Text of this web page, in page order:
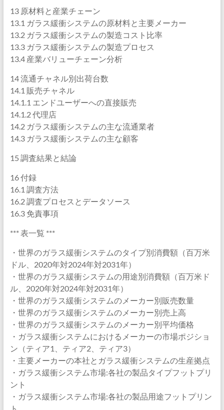
13 原材料と産業チェーン
13.1 ガラス緩衝システムの原材料と主要メーカー
13.2 ガラス緩衝システムの製造コスト比率
13.3 ガラス緩衝システムの製造プロセス
13.4 産業バリューチェーン分析
14 流通チャネル別出荷台数
14.1 販売チャネル
14.1.1 エンドユーザーへの直接販売
14.1.2 代理店
14.2 ガラス緩衝システムの主な流通業者
14.3 ガラス緩衝システムの主な顧客
15 調査結果と結論
16 付録
16.1 調査方法
16.2 調査プロセスとデータソース
16.3 免責事項
*** 表一覧 ***
・世界のガラス緩衝システムのタイプ別消費額（百万米
ドル、2020年対2024年対2031年）
・世界のガラス緩衝システムの用途別消費額（百万米ド
ル、2020年対2024年対2031年）
・世界のガラス緩衝システムのメーカー別販売数量
・世界のガラス緩衝システムのメーカー別売上高
・世界のガラス緩衝システムのメーカー別平均価格
・ガラス緩衝システムにおけるメーカーの市場ポジショ
ン（ティア1、ティア2、ティア3）
・主要メーカーの本社とガラス緩衝システムの生産拠点
・ガラス緩衝システム市場:各社の製品タイプフットプリ
ント
・ガラス緩衝システム市場:各社の製品用途フットプリン